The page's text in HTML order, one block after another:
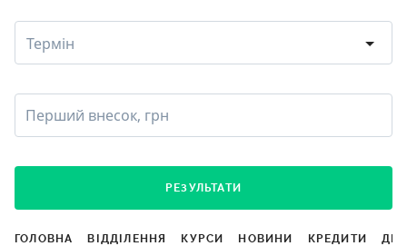
Термін
Перший внесок, грн
РЕЗУЛЬТАТИ
ГОЛОВНА ВІДДІЛЕННЯ КУРСИ НОВИНИ КРЕДИТИ